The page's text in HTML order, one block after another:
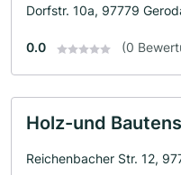
Dorfstr. 10a, 97779
0.0 (0
Holz-und
Reichenbacher Str. 12,